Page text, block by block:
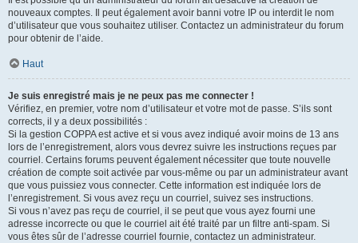
nouveaux comptes. Il peut également avoir banni votre IP ou interdit le nom
d’utilisateur que vous souhaitez utiliser. Contactez un administrateur du forum
pour obtenir de l’aide.
Haut
Je suis enregistré mais je ne peux pas me connecter !
Vérifiez, en premier, votre nom d’utilisateur et votre mot de passe. S’ils sont
corrects, il y a deux possibilités :
Si la gestion COPPA est active et si vous avez indiqué avoir moins de 13 ans
lors de l’enregistrement, alors vous devrez suivre les instructions reçues par
courriel. Certains forums peuvent également nécessiter que toute nouvelle
création de compte soit activée par vous-même ou par un administrateur avant
que vous puissiez vous connecter. Cette information est indiquée lors de
l’enregistrement. Si vous avez reçu un courriel, suivez ses instructions.
Si vous n’avez pas reçu de courriel, il se peut que vous ayez fourni une
adresse incorrecte ou que le courriel ait été traité par un filtre anti-spam. Si
vous êtes sûr de l’adresse courriel fournie, contactez un administrateur.